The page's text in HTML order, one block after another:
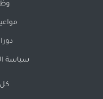
سياسة